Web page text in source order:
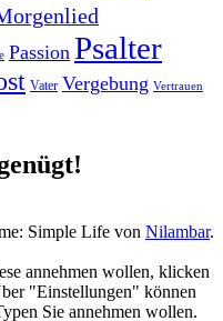
Passion Psalter
Vater Vergebung Vertrauen
Simple Life von Nilambar.
annehmen wollen, klicken
"Einstellungen" können
Sie annehmen wollen.